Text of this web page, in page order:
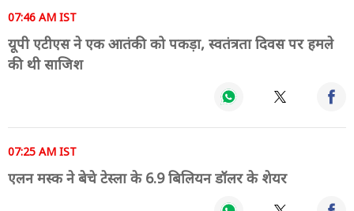
07:46 AM IST
यूपी एटीएस ने एक आतंकी को पकड़ा, स्वतंत्रता दिवस पर हमले
की थी साजिश
07:25 AM IST
एलन मस्क ने बेचे टेस्ला के 6.9 बिलियन डॉलर के शेयर